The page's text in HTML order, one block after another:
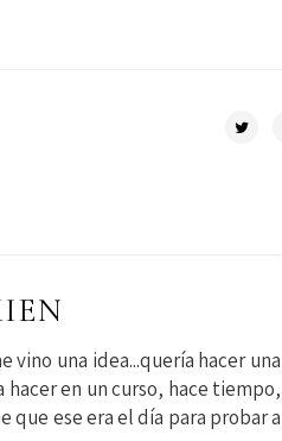
vino una idea...quería hacer una
hacer en un curso, hace tiempo,
que ese era el día para probar a